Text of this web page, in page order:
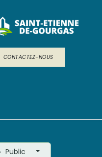
CONTACTEZ-NOUS
Public